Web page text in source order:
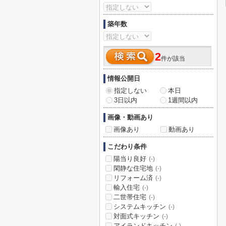
築年数
2件が該当
情報公開日
指定しない
本日
3日以内
1週間以内
画像・動画あり
画像あり
動画あり
こだわり条件
陽当り良好 (-)
閑静な住宅地 (-)
リフォーム済 (-)
輸入住宅 (-)
二世帯住宅 (-)
システムキッチン (-)
対面式キッチン (-)